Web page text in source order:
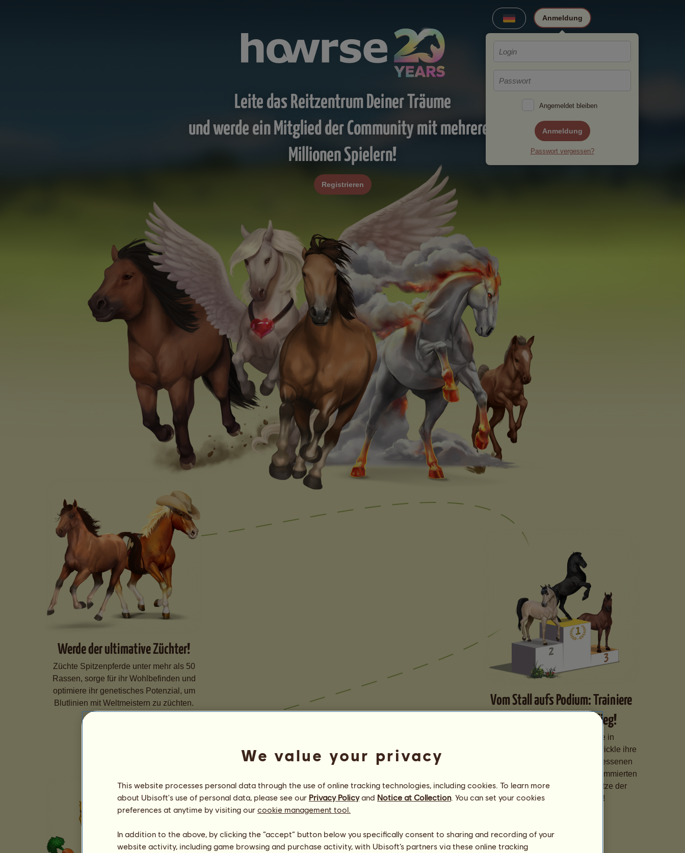
Anmeldung
Angemeldet bleiben
Anmeldung
Passwort vergessen?
Leite das Reitzentrum Deiner Träume
und werde ein Mitglied der Community mit mehreren
Millionen Spielern!
Registrieren
Werde der ultimative Züchter!
Züchte Spitzenpferde unter mehr als 50
Rassen, sorge für ihr Wohlbefinden und
optimiere ihr genetisches Potenzial, um
Blutlinien mit Weltmeistern zu züchten.
Vom Stall aufs Podium: Trainiere
Deine Pferde für den Sieg!
Spezialisiere Deine Pferde in
verschiedenen Disziplinen, entwickle ihre
Fähigkeiten dank eines angemessenen
Trainings und melde sie bei renommierten
Wettbewerben an, um die Spitze der
Rangliste zu erklimmen!
We value your privacy
This website processes personal data through the use of online tracking technologies, including cookies. To learn more
about Ubisoft's use of personal data, please see our Privacy Policyand Notice at Collection. You can set your cookies
preferences at anytime by visiting our cookie management tool.
In addition to the above, by clicking the “accept” button below you specifically consent to sharing and recording of your
website activity, including game browsing and purchase activity, with Ubisoft’s partners via these online tracking